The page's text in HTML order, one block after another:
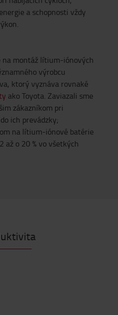
a schopnosti vždy
na montáž lítium-iónových
výrobcu
ktorý vyznáva rovnaké
ako Toyota. Zaviazali sme
zákazníkom pri
ich prevádzky;
na lítium-iónové batérie
až o 20 % vo všetkých